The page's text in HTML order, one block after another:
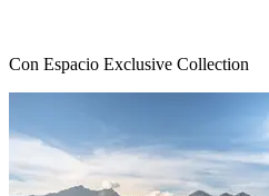
Con Espacio Exclusive Collection